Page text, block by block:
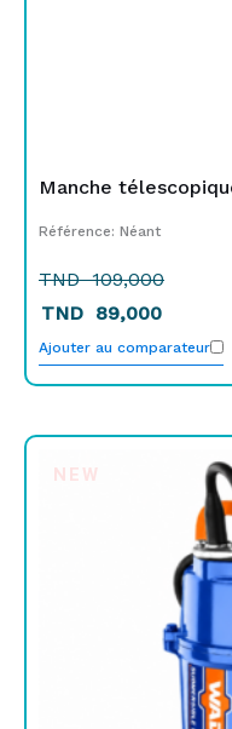
Manche
Référence: Néant
TND109,000
TND 89,000
Ajouter au comparateur
NEW
329,000.
269,000.